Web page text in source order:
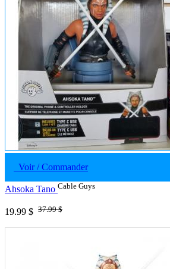
Voir / Commander
Ahsoka Tano Cable Guys
19.99 $ 37.99 $